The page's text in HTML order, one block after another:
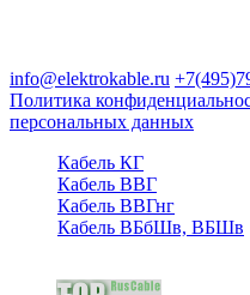
info@elektrokable.ru
Политика
персональных данных
Кабель КГ
Кабель ВВГ
Кабель ВВГнг
Кабель ВБбШв, ВБШв